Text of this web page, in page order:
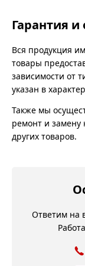
Гарантия
Вся продукция
товары
зависимости от
указан в
Также мы
ремонт и замену
других товаров.
Ответим на